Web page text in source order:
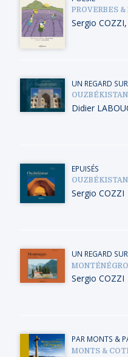
PROVERBES
Sergio COZZI,
UN REGARD
OUZBÉKISTAN
Didier
EPUISÉS
Sergio COZZI
UN REGARD
MONTÉNÉGRO
Sergio COZZI
PAR MONTS &
MONTS &